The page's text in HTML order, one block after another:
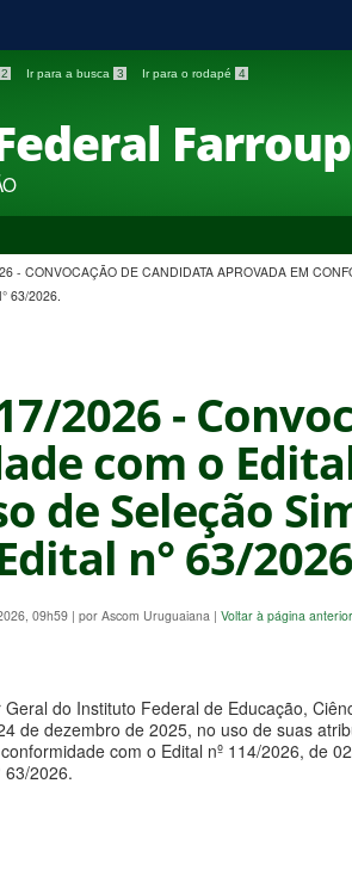
2 Ir para a busca 3 Ir para o rodapé 4
- CONVOCAÇÃO DE CANDIDATA APROVADA EM
63/2026.
2026 -
com o
de Seleção
n° 63/
09h59 | por Ascom Uruguaiana | Voltar à página anterior
Geral do Instituto Federal de Educação,
de dezembro de 2025, no uso de suas
com o Edital nº 114/2026, de
63/2026.